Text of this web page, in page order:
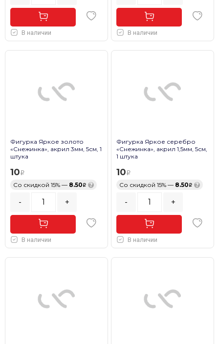
В наличии В наличии
Фигурка Яркое золото
«Снежинка», акрил 3мм, 5см, 1
штука
10
Со скидкой 15% — 8.50 ?
- +
В наличии
Фигурка Яркое серебро
«Снежинка», акрил 1,5мм, 5см,
1 штука
10
Со скидкой 15% — 8.50 ?
- +
В наличии